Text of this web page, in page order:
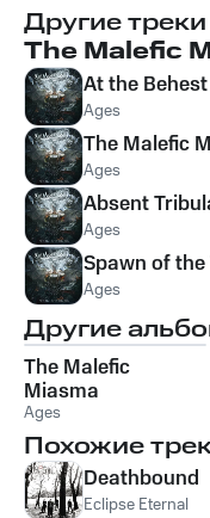
Другие
The Malefic
At the
Ages
The Malefic
Ages
Absent
Ages
Spawn of
Ages
Другие
The Malefic
Miasma
Ages
Похожие
Deathbound
Eclipse Eternal